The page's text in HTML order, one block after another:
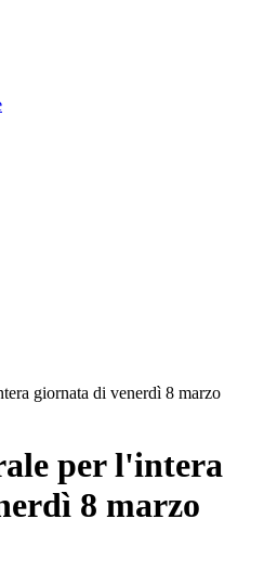
giornata di venerdì 8 marzo
per l'intera
8 marzo